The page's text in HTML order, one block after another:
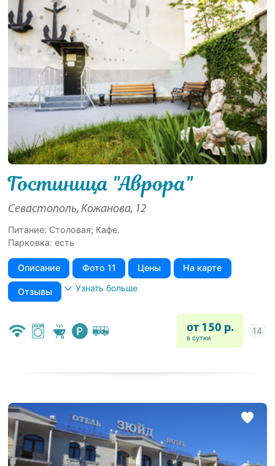
Гостиница "Аврора"
Севастополь, Кожанова, 12
Питание: Столовая; Кафе.
Парковка: есть
Описание Фото 11 Цены На карте
Отзывы Узнать больше
от 150 р.
в сутки